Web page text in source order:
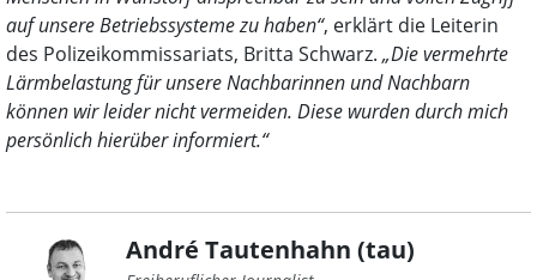
auf unsere Betriebssysteme zu haben“, erklärt die Leiterin
des Polizeikommissariats, Britta Schwarz. „Die vermehrte
Lärmbelastung für unsere Nachbarinnen und Nachbarn
können wir leider nicht vermeiden. Diese wurden durch mich
persönlich hierüber informiert.“
André Tautenhahn (tau)